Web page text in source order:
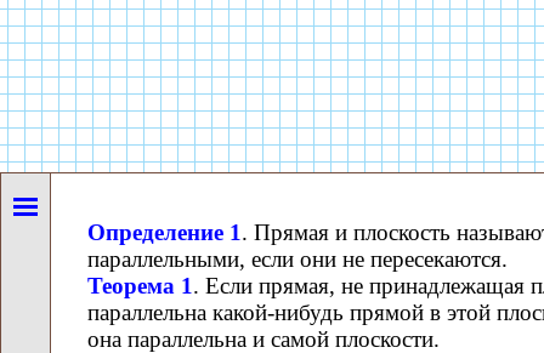
Определение 1. Прямая и плоскость
параллельными, если они не пересекаются.
Теорема 1. Если прямая, не принадлежащая
параллельна какой-нибудь прямой в этой
она параллельна и самой плоскости.